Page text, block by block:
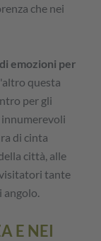
che nei
emozioni per
questa
per gli
innumerevoli
di cinta
città, alle
tante
angolo.
E NEI